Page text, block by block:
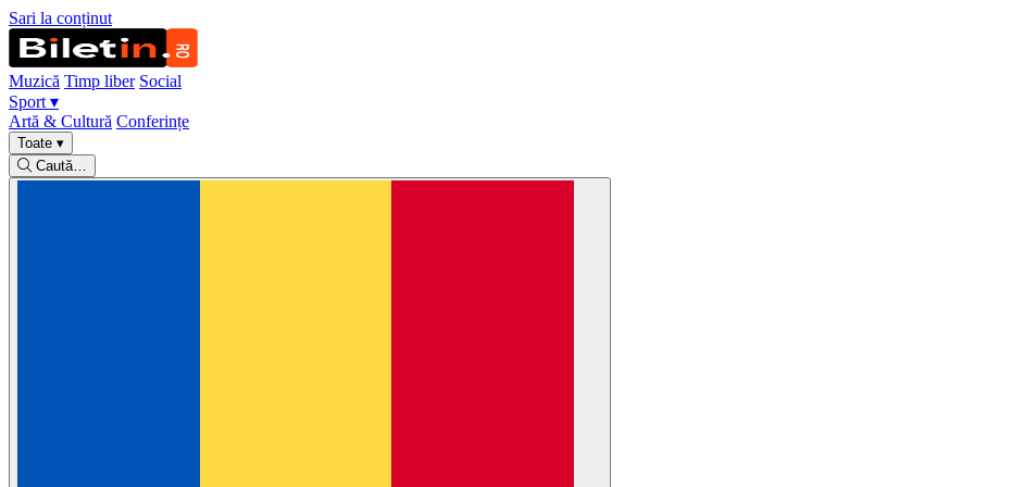
Sari la conținut
Muzică Timp liber Social
Sport ▾
Artă & Cultură Conferințe
Toate ▾
Caută…